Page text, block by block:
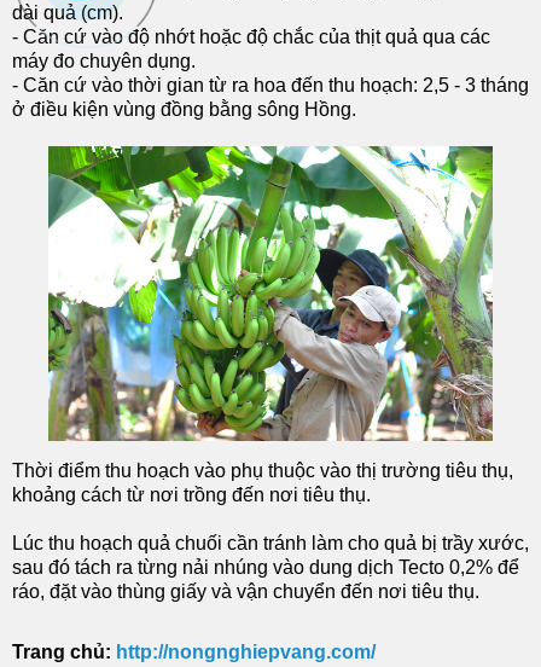
dài quả (cm).
- Căn cứ vào độ nhớt hoặc độ chắc của thịt quả qua các
máy đo chuyên dụng.
- Căn cứ vào thời gian từ ra hoa đến thu hoạch: 2,5 - 3 tháng
ở điều kiện vùng đồng bằng sông Hồng.
Thời điểm thu hoạch vào phụ thuộc vào thị trường tiêu thụ,
khoảng cách từ nơi trồng đến nơi tiêu thụ.
Lúc thu hoạch quả chuối cần tránh làm cho quả bị trầy xước,
sau đó tách ra từng nải nhúng vào dung dịch Tecto 0,2% để
ráo, đặt vào thùng giấy và vận chuyển đến nơi tiêu thụ.
Trang chủ: http://nongnghiepvang.com/